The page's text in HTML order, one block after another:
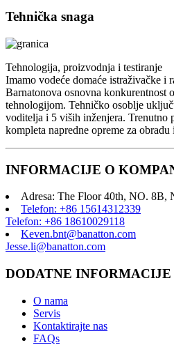
Tehnička snaga
Tehnologija, proizvodnja i testiranje
Imamo vodeće domaće istraživačke i
Barnatonova osnovna konkurentnost
tehnologijom. Tehničko osoblje
voditelja i 5 viših inženjera. Trenutno
kompleta napredne opreme za obradu
INFORMACIJE O
Adresa: The Floor 40th, NO. 8B,
Telefon: +86 15614312339
Telefon: +86 18610029118
Keven.bnt@banatton.com
Jesse.li@banatton.com
DODATNE INFORMACIJE
O nama
Servis
Kontaktirajte nas
FAQs